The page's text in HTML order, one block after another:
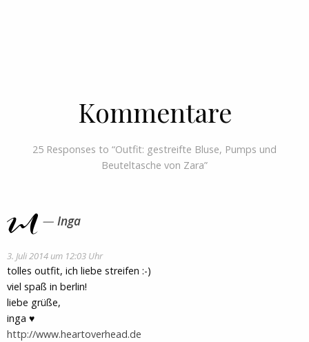
Kommentare
25 Responses to “Outfit: gestreifte Bluse, Pumps und
Beuteltasche von Zara”
Inga
3. Juli 2014 um 12:03 Uhr
tolles outfit, ich liebe streifen :-)
viel spaß in berlin!
liebe grüße,
inga ♥
http://www.heartoverhead.de